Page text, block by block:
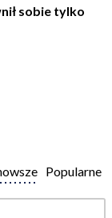
sobie tylko
Popularne